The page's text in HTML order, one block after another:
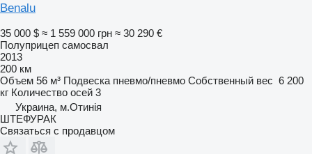
Benalu
35 000 $ ≈ 1 559 000 грн ≈ 30 290 €
Полуприцеп самосвал
2013
200 км
Объем 56 м³ Подвеска пневмо/пневмо Собственный вес 6 200
кг Количество осей 3
Украина, м.Отинія
ШТЕФУРАК
Связаться с продавцом